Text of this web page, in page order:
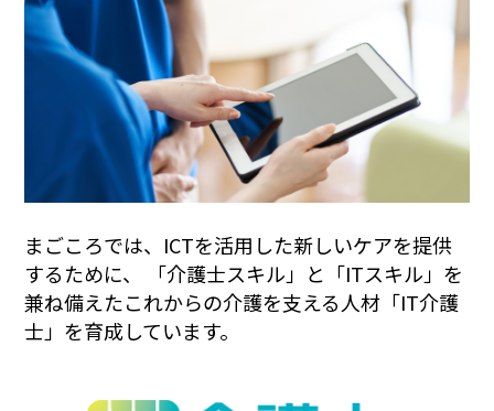
まごころでは、ICTを活用した新しいケアを提供
するために、 「介護士スキル」と「ITスキル」を
兼ね備えたこれからの介護を支える人材「IT介護
士」を育成しています。